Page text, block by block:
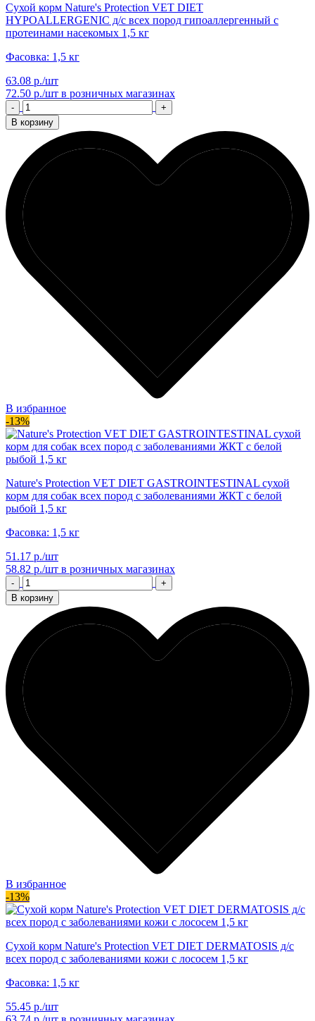
Сухой корм Nature's Protection VET DIET
HYPOALLERGENIC д/с всех пород гипоаллергенный c
протеинами насекомых 1,5 кг
Фасовка: 1,5 кг
63.08 р./шт
72.50 р./шт в розничных магазинах
-
+
В корзину
В избранное
-13%
Nature's Protection VET DIET GASTROINTESTINAL сухой
корм для собак всех пород с заболеваниями ЖКТ с белой
рыбой 1,5 кг
Фасовка: 1,5 кг
51.17 р./шт
58.82 р./шт в розничных магазинах
-
+
В корзину
В избранное
-13%
Сухой корм Nature's Protection VET DIET DERMATOSIS д/с
всех пород с заболеваниями кожи с лососем 1,5 кг
Фасовка: 1,5 кг
55.45 р./шт